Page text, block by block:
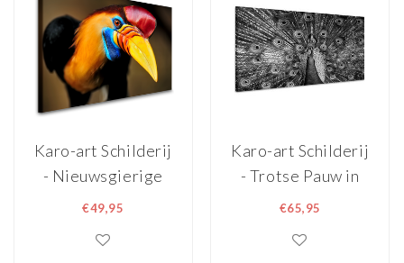
woonkamer,
Karo-art Schilderij
- Nieuwsgierige
neushoornvogel,
wanddecoratie,
€49,95
Karo-art Schilderij
- Trotse Pauw in
zwart/wit,
Wanddecoratie
€65,95